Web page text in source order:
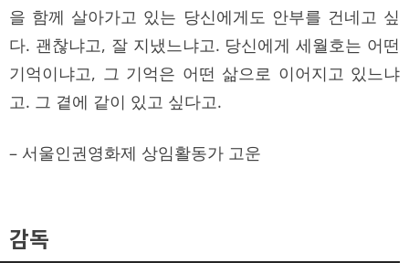
을 함께 살아가고 있는 당신에게도 안부를 건네고 싶
다. 괜찮냐고, 잘 지냈느냐고. 당신에게 세월호는 어떤
기억이냐고, 그 기억은 어떤 삶으로 이어지고 있느냐
고. 그 곁에 같이 있고 싶다고.
– 서울인권영화제 상임활동가 고운
감독